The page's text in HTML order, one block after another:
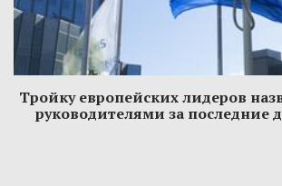
Тройку европейских лидеров
руководителями за последние